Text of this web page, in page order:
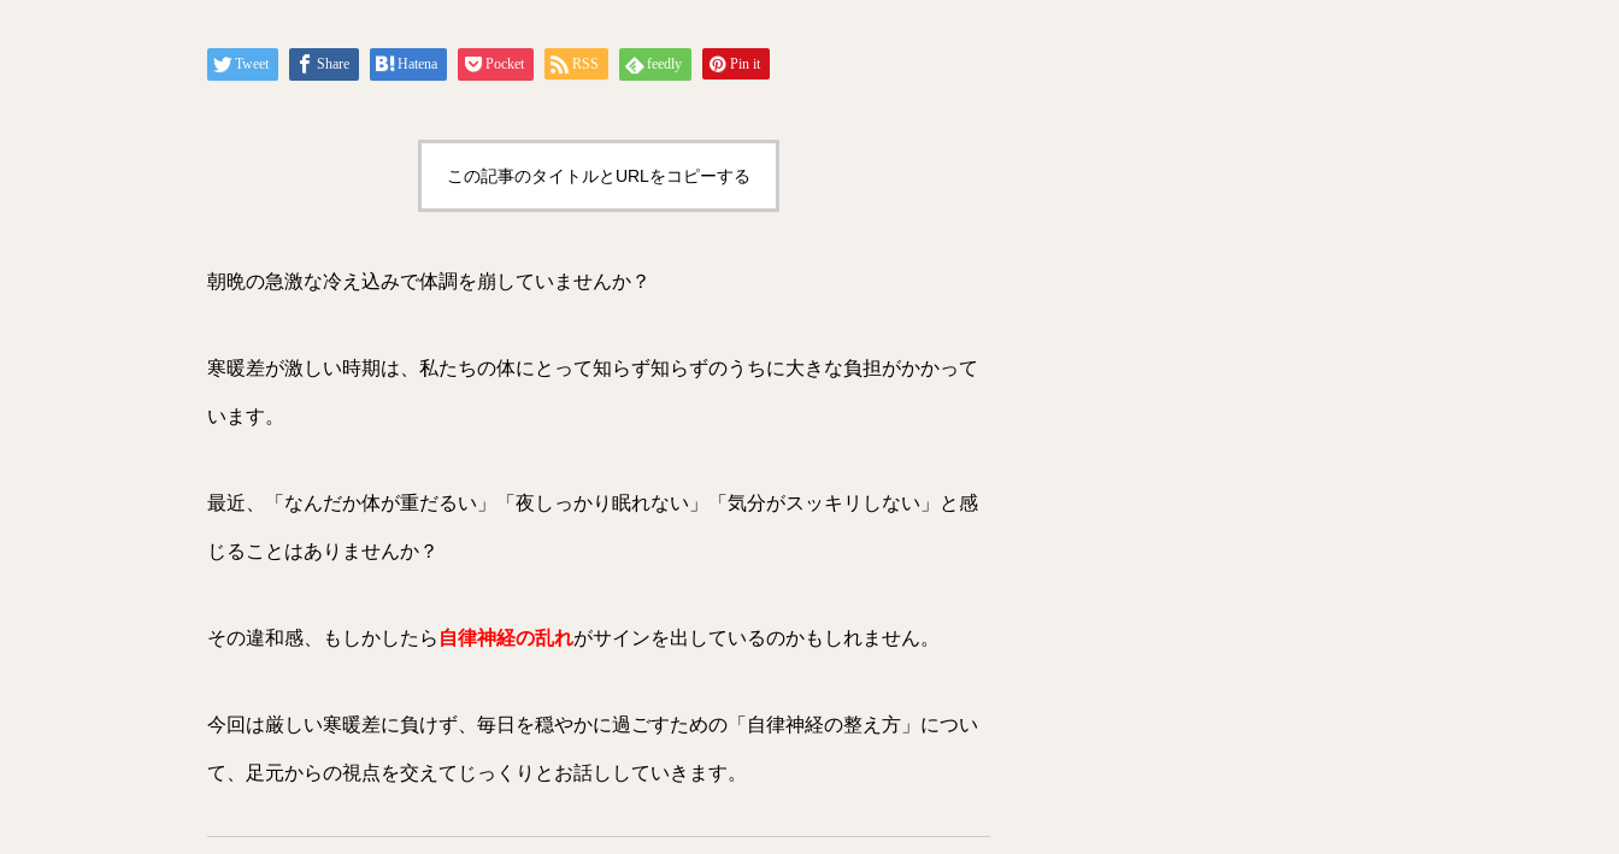
Tweet Share Hatena Pocket RSS feedly Pin it
この記事のタイトルとURLをコピーする
朝晩の急激な冷え込みで体調を崩していませんか？
寒暖差が激しい時期は、私たちの体にとって知らず知らずのうちに大きな負担がかかって
います。
最近、「なんだか体が重だるい」「夜しっかり眠れない」「気分がスッキリしない」と感
じることはありませんか？
その違和感、もしかしたら 自律神経の乱れがサインを出しているのかもしれません。
今回は厳しい寒暖差に負けず、毎日を穏やかに過ごすための「自律神経の整え方」につい
て、足元からの視点を交えてじっくりとお話ししていきます。